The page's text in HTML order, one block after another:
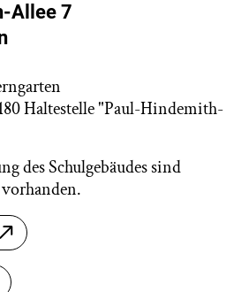
Allee 7
180 Haltestelle "Paul-Hindemith-
des Schulgebäudes sind